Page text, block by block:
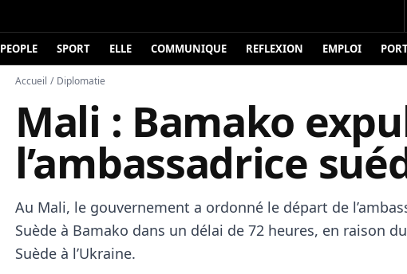
PEOPLE SPORT ELLE COMMUNIQUE REFLEXION EMPLOI
Accueil / Diplomatie
Mali : Bamako
l’ambassadrice
Au Mali, le gouvernement a ordonné le départ de
Suède à Bamako dans un délai de 72 heures, en raison
Suède à l’Ukraine.